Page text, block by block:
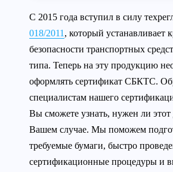
С 2015 года вступил в силу
018/2011 , который устанавливает
безопасности транспортных
типа. Теперь на эту продукцию
оформлять сертификат СБКТС.
специалистам нашего
Вы сможете узнать, нужен ли этот
Вашем случае. Мы поможем
требуемые бумаги, быстро
сертификационные процедуры и